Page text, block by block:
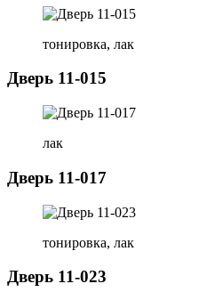
тонировка, лак
Дверь 11-015
лак
Дверь 11-017
тонировка, лак
Дверь 11-023